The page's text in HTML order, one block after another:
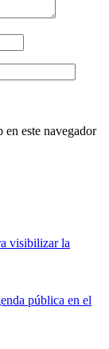
este navegador
visibilizar la
pública en el